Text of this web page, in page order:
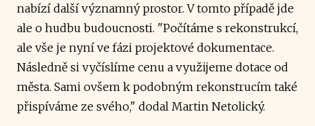
nabízí další významný prostor. V tomto případě jde
ale o hudbu budoucnosti. "Počítáme s rekonstrukcí,
ale vše je nyní ve fázi projektové dokumentace.
Následně si vyčíslíme cenu a využijeme dotace od
města. Sami ovšem k podobným rekonstrucím také
přispíváme ze svého," dodal Martin Netolický.